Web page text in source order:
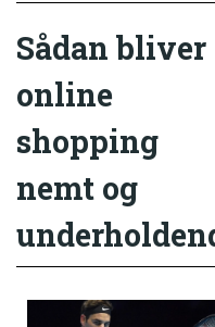
Sådan bliver
online
shopping
nemt og